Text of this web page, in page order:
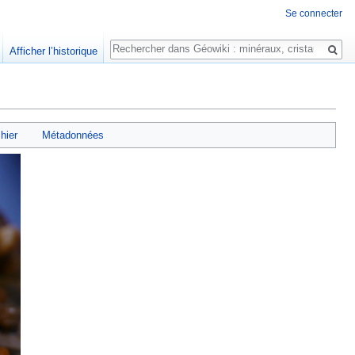
Métadonnées
Se connecter
Afficher l’historique
Rechercher